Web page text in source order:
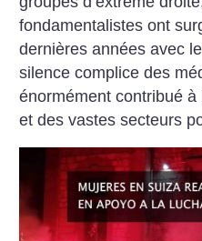
fondamentalistes ont
dernières années avec
silence complice des
énormément contribué
et des vastes secteurs